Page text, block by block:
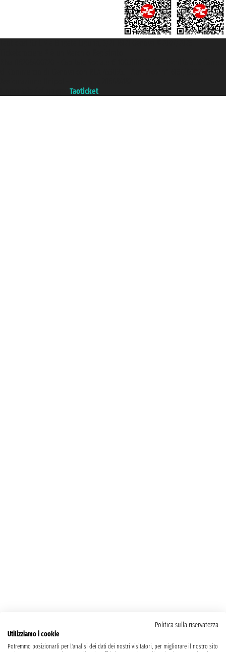
Taoticket
Politica sulla riservatezza
Utilizziamo i cookie
Potremmo posizionarli per l'analisi dei dati dei nostri visitatori, per migliorare il nostro sito